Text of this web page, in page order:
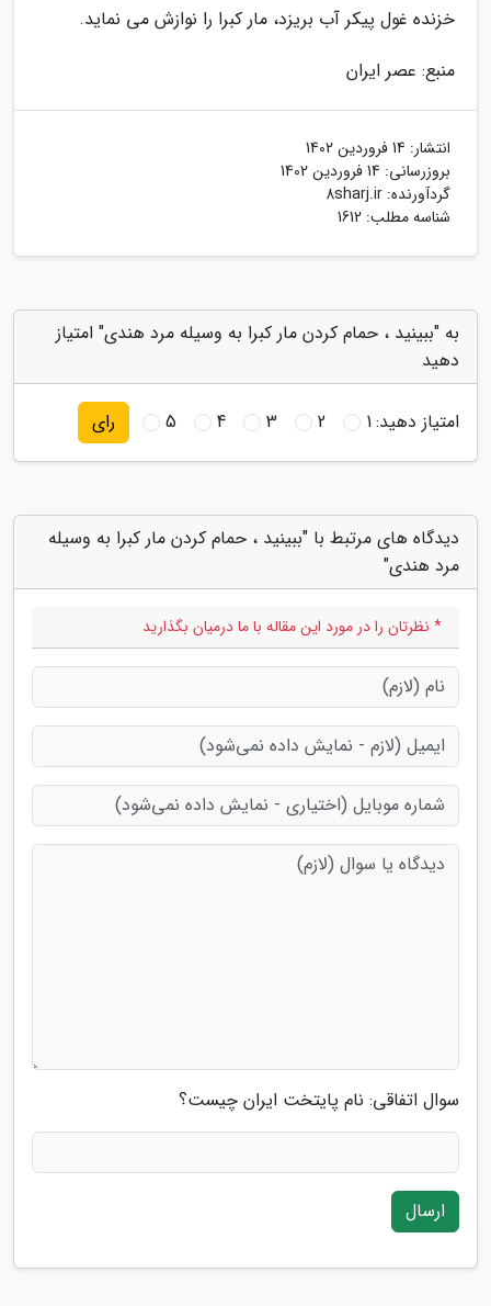
خزنده غول پیکر آب بریزد، مار کبرا را نوازش می نماید.
منبع: عصر ایران
انتشار: 14 فروردین 1402
بروزرسانی: 14 فروردین 1402
گردآورنده: 8sharj.ir
شناسه مطلب: 1612
به "ببینید ، حمام کردن مار کبرا به وسیله مرد هندی" امتیاز
دهید
امتیاز دهید:1
2
3
4
5 رای
دیدگاه های مرتبط با "ببینید ، حمام کردن مار کبرا به وسیله
مرد هندی"
* نظرتان را در مورد این مقاله با ما درمیان بگذارید
سوال اتفاقی: نام پایتخت ایران چیست؟
ارسال